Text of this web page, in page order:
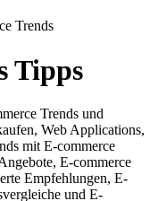
Trends
Tipps
Trends und
Web Applications,
mit E-commerce
E-commerce
Empfehlungen, E-
und E-